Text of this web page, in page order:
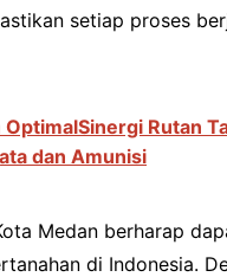
setiap proses
Rutan
dan Amunisi
Medan berharap
di Indonesia.